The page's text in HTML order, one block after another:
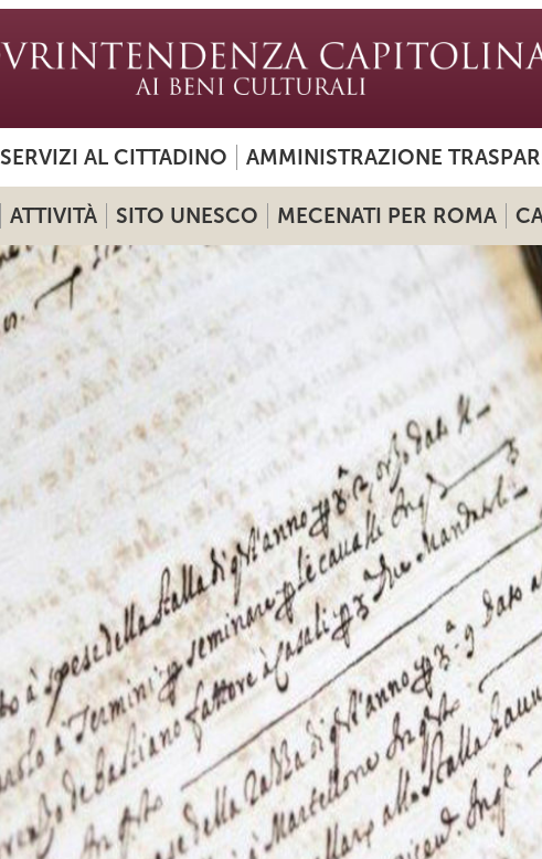
SERVIZI AL CITTADINO AMMINISTRAZIONE
ATTIVITÀ SITO UNESCO MECENATI PER ROMA